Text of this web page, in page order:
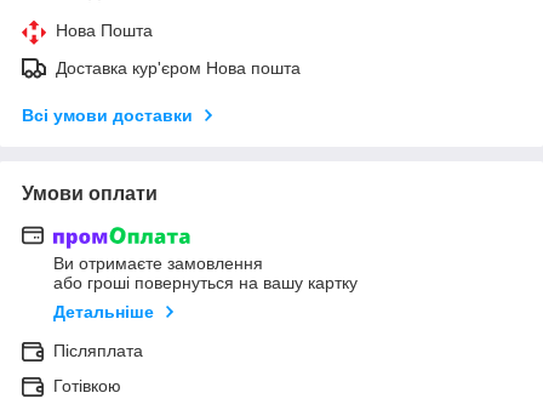
Нова Пошта
Доставка кур'єром Нова пошта
Всі умови доставки
Умови оплати
Ви отримаєте замовлення
або гроші повернуться на вашу картку
Детальніше
Післяплата
Готівкою